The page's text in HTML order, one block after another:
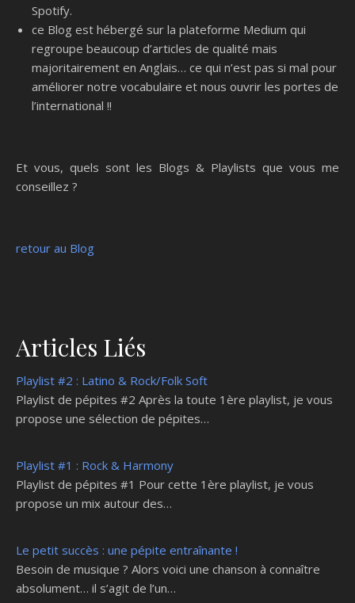
Spotify.
ce Blog est hébergé sur la plateforme Medium qui
regroupe beaucoup d’articles de qualité mais
majoritairement en Anglais… ce qui n’est pas si mal pour
améliorer notre vocabulaire et nous ouvrir les portes de
l’international !!
Et vous, quels sont les Blogs & Playlists que vous me
conseillez ?
retour au Blog
Articles Liés
Playlist #2 : Latino & Rock/Folk Soft
Playlist de pépites #2 Après la toute 1ère playlist, je vous
propose une sélection de pépites…
Playlist #1 : Rock & Harmony
Playlist de pépites #1 Pour cette 1ère playlist, je vous
propose un mix autour des…
Le petit succès : une pépite entraînante !
Besoin de musique ? Alors voici une chanson à connaître
absolument… il s’agit de l’un…